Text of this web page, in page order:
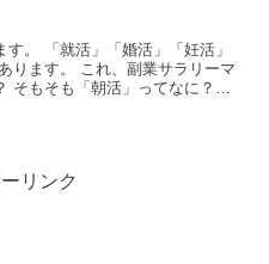
す。 「就活」「婚活」「妊活」
ります。 これ、副業サラリーマ
そもそも「朝活」ってなに？
リンク